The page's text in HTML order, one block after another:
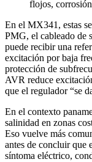
flojos,
En el MX341, estas
PMG, el cableado de
puede recibir una
excitación por baja
protección de
AVR reduce
que el regulador “se
En el contexto
salinidad en zonas
Eso vuelve más
antes de concluir
síntoma eléctrico,